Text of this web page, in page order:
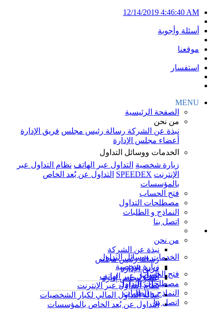
12/14/2019 4:46:40 AM
أسئلة وأجوبة
موقعنا
استفسار
MENU
الصفحة الرئيسية
من نحن
نبذة عن الشركة رسالة رئيس مجلس فريق الإدارة
أعضاء مجلس الإدارة
الخدمات ووسائل التداول
زيارة شخصية التداول عبر الهاتف نظام التداول عبر
الإنترنت SPEEDEX التداول عن بُعد الخاص
بالمؤسسات
فتح الحساب
مصطلحات التداول
النماذج و الطلبات
اتصل بنا
من نحن
نبذة عن الشركة
رسالة رئيس مجلس
فريق الإدارة
عضو مجلس إدارة
الخدمات ووسائل التداول
زيارة شخصية
التداول عبر الهاتف
نظام التداول عبر الإنترنت
صالة التداول المالي لكبار الشخصيات
التداول عن بُعد الخاص بالمؤسسات
فتح الحساب
مصطلحات التداول
النماذج و الطلبات
اتصل بنا